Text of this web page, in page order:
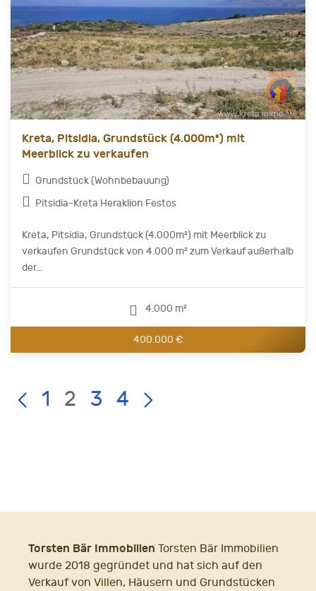
Kreta, Pitsidia, Grundstück (4.000m²) mit
Meerblick zu verkaufen
Grundstück (Wohnbebauung)
Pitsidia-Kreta Heraklion Festos
Kreta, Pitsidia, Grundstück (4.000m²) mit Meerblick zu
verkaufen Grundstück von 4.000 m² zum Verkauf außerhalb
der...
4.000 m²
400.000 €
LIST
1
Page:
2 3 4
Torsten Bär Immobilien Torsten Bär Immobilien
wurde 2018 gegründet und hat sich auf den
Verkauf von Villen, Häusern und Grundstücken